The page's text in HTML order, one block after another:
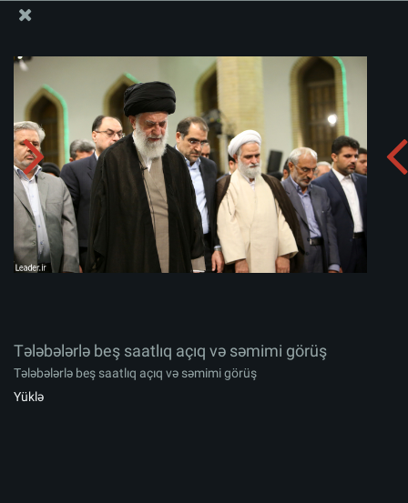
Tələbələrlə beş saatlıq açıq və səmimi görüş
Albomu yüklə: zip
Tələbələrlə beş saatlıq açıq və səmimi görüş
Tələbələrlə beş saatlıq açıq və səmimi görüş
Yüklə